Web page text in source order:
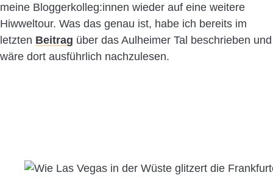
meine Bloggerkolleg:innen wieder auf eine weitere
Hiwweltour. Was das genau ist, habe ich bereits im
letzten Beitrag über das Aulheimer Tal beschrieben und
wäre dort ausführlich nachzulesen.